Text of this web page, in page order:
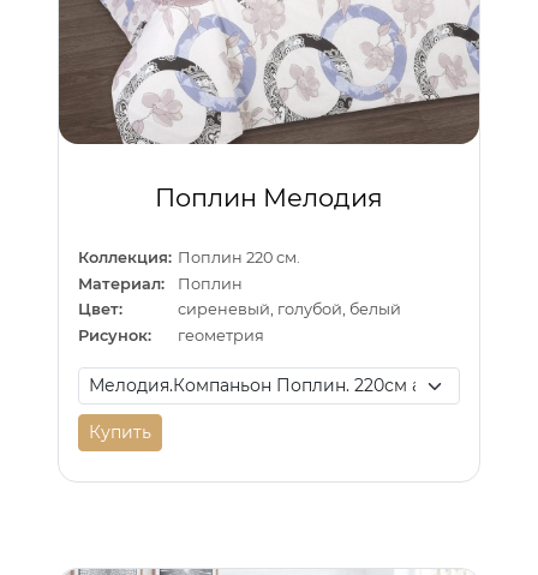
Поплин Мелодия
Коллекция: Поплин 220 см.
Материал:
Поплин
Цвет:
сиреневый, голубой, белый
Рисунок:
геометрия
Купить